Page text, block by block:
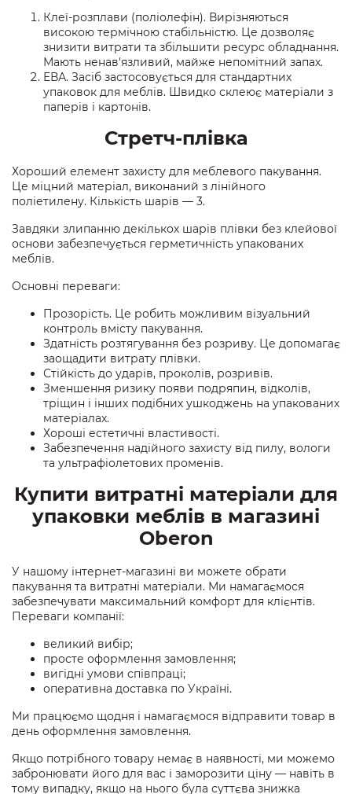
Клеї-розплави (поліолефін). Вирізняються
високою термічною стабільністю. Це дозволяє
знизити витрати та збільшити ресурс обладнання.
Мають ненав'язливий, майже непомітний запах.
ЕВА. Засіб застосовується для стандартних
упаковок для меблів. Швидко склеює матеріали з
паперів і картонів.
Стретч-плівка
Хороший елемент захисту для меблевого пакування.
Це міцний матеріал, виконаний з лінійного
поліетилену. Кількість шарів — 3.
Завдяки злипанню декількох шарів плівки без клейової
основи забезпечується герметичність упакованих
меблів.
Основні переваги:
Прозорість. Це робить можливим візуальний
контроль вмісту пакування.
Здатність розтягування без розриву. Це допомагає
заощадити витрату плівки.
Стійкість до ударів, проколів, розривів.
Зменшення ризику появи подряпин, відколів,
тріщин і інших подібних ушкоджень на упакованих
матеріалах.
Хороші естетичні властивості.
Забезпечення надійного захисту від пилу, вологи
та ультрафіолетових променів.
Купити витратні матеріали для
упаковки меблів в магазині
Oberon
У нашому інтернет-магазині ви можете обрати
пакування та витратні матеріали. Ми намагаємося
забезпечувати максимальний комфорт для клієнтів.
Переваги компанії:
великий вибір;
просте оформлення замовлення;
вигідні умови співпраці;
оперативна доставка по Україні.
Ми працюємо щодня і намагаємося відправити товар в
день оформлення замовлення.
Якщо потрібного товару немає в наявності, ми можемо
забронювати його для вас і заморозити ціну — навіть в
тому випадку, якщо на нього була суттєва знижка